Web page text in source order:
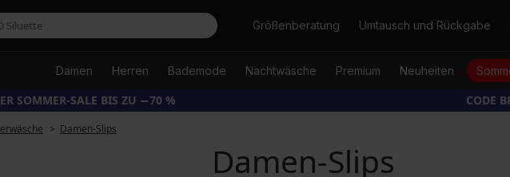
SucheGrößenberatung Umtausch und Rückgabe
Damen Herren Bademode Nachtwäsche Premium Neuheiten
SOMMER-SALE BIS ZU −70 % CODE
Damen-Slips
Damen-Slips